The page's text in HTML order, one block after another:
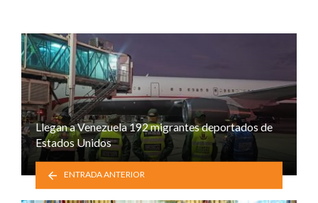
Llegan a Venezuela 192 migrantes deportados de
Estados Unidos
ENTRADA ANTERIOR